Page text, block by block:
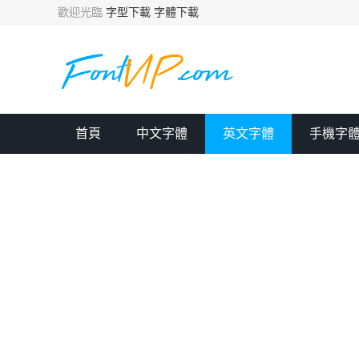
歡迎光臨 字型下載 字體下載
首頁 中文字體 英文字體 手機字